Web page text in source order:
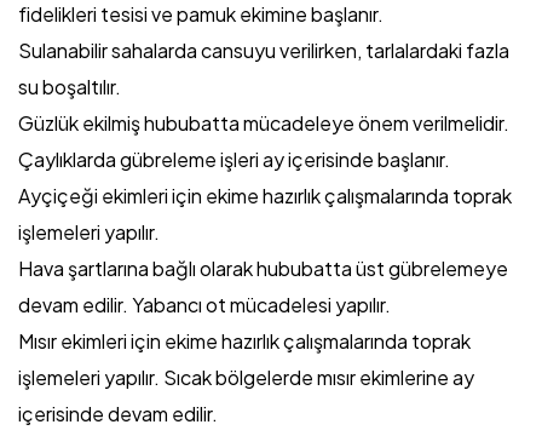
fidelikleri tesisi ve pamuk ekimine başlanır.
Sulanabilir sahalarda cansuyu verilirken, tarlalardaki fazla
su boşaltılır.
Güzlük ekilmiş hububatta mücadeleye önem verilmelidir.
Çaylıklarda gübreleme işleri ay içerisinde başlanır.
Ayçiçeği ekimleri için ekime hazırlık çalışmalarında toprak
işlemeleri yapılır.
Hava şartlarına bağlı olarak hububatta üst gübrelemeye
devam edilir. Yabancı ot mücadelesi yapılır.
Mısır ekimleri için ekime hazırlık çalışmalarında toprak
işlemeleri yapılır. Sıcak bölgelerde mısır ekimlerine ay
içerisinde devam edilir.